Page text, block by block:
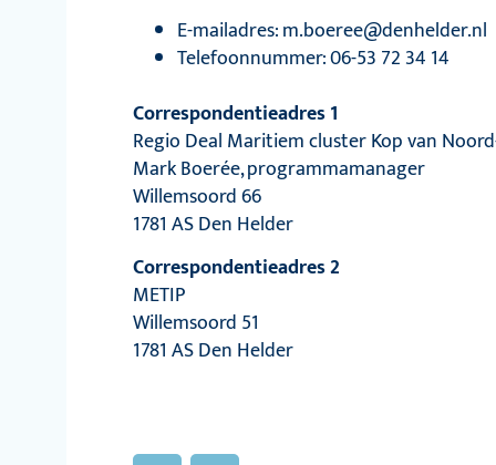
E-mailadres:m.boeree@denhelder.nl
Telefoonnummer: 06-53 72 34 14
Correspondentieadres 1
Regio Deal Maritiem cluster Kop van
Mark Boerée, programmamanager
Willemsoord 66
1781 AS Den Helder
Correspondentieadres 2
METIP
Willemsoord 51
1781 AS Den Helder